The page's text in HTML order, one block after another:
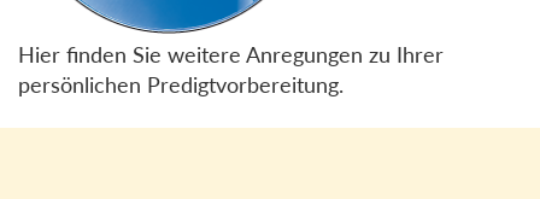
Hier finden Sie weitere Anregungen zu Ihrer
persönlichen Predigtvorbereitung.